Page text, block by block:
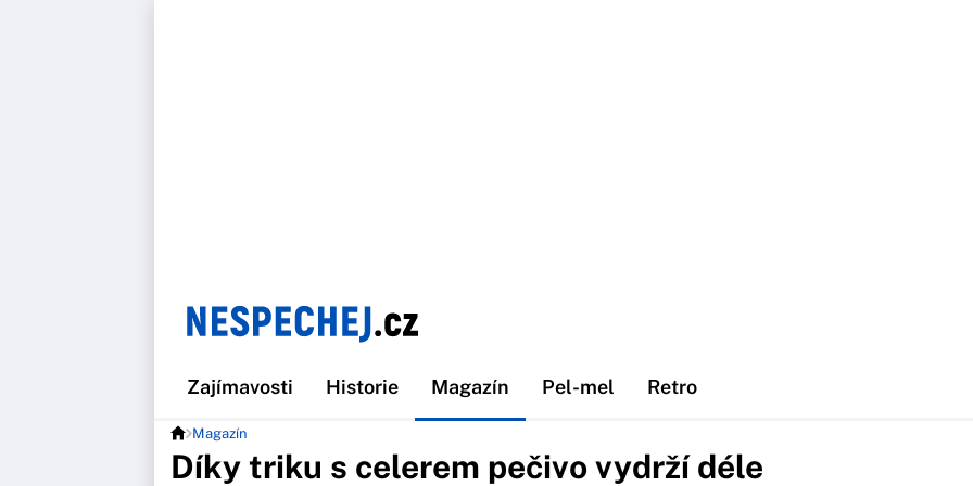
Zajímavosti Historie Magazín Pel-mel Retro
Magazín
Díky triku s celerem pečivo vydrží déle